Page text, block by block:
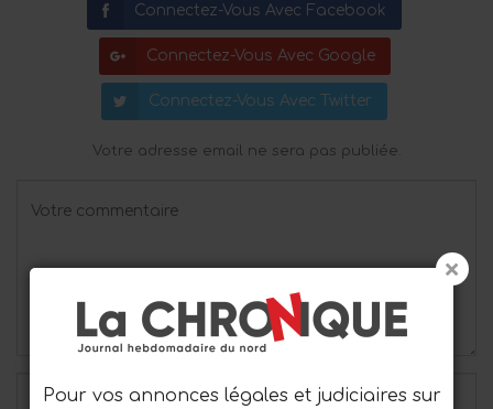
Connectez-Vous Avec Facebook
Connectez-Vous Avec Google
Connectez-Vous Avec Twitter
Votre adresse email ne sera pas publiée.
Pour vos annonces légales et judiciaires sur